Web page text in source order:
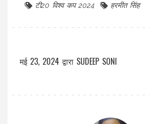
टी20 विश्व कप 2024
हरमीत सिंह
मई 23, 2024 द्वारा SUDEEP SONI